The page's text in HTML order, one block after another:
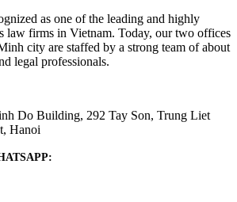
as one of the leading and highly
law firms in Vietnam. Today, our two offices
city are staffed by a strong team of about
legal professionals.
Do Building, 292 Tay Son, Trung Liet
Hanoi